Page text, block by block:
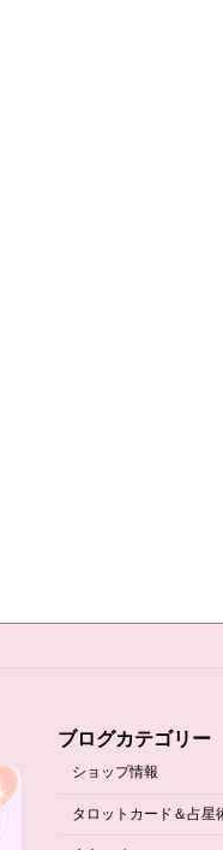
ブログカテゴリー
ショップ情報
タロットカード＆占星